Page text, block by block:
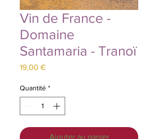
Vin de France -
Domaine
Santamaria - Tranoï
19,00 €Prix
Quantité *
Ajouter au panier